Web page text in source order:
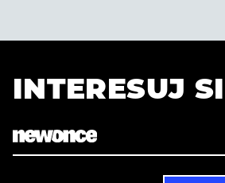
INTERESUJ